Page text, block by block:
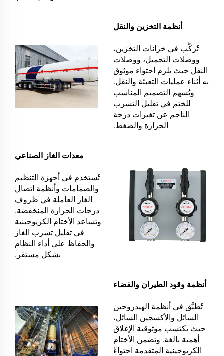
أنظمة التخزين والنقل
تُركَّب في خزانات التخزين،
ووصلات التحميل، ووصلات
النقل حيث يلزم احتواء موثوق
به أثناء عمليات التعبئة والنقل.
ويُسهم التصميم المناسب
للختم في تقليل التسرب
الناجم عن تغيرات درجة
الحرارة والضغط.
معدات الغاز الصناعي
تُستخدم في أجهزة التنظيم
والصمامات وأنظمة اتصال
الغاز العاملة في ظروف
درجات الحرارة المنخفضة.
وتساعد الأختام الكريوجينية
في تقليل تسرب الغاز
والحفاظ على أداء النظام
بشكل مستقر.
أنظمة وقود الطيران والفضاء
تُطبَّق في أنظمة الهيدروجين
السائل والأكسجين السائل،
حيث يكتسب موثوقية الإغلاق
أهمية بالغة. وتضمن الأختام
الكريوجينية المتقدمة احتواءً